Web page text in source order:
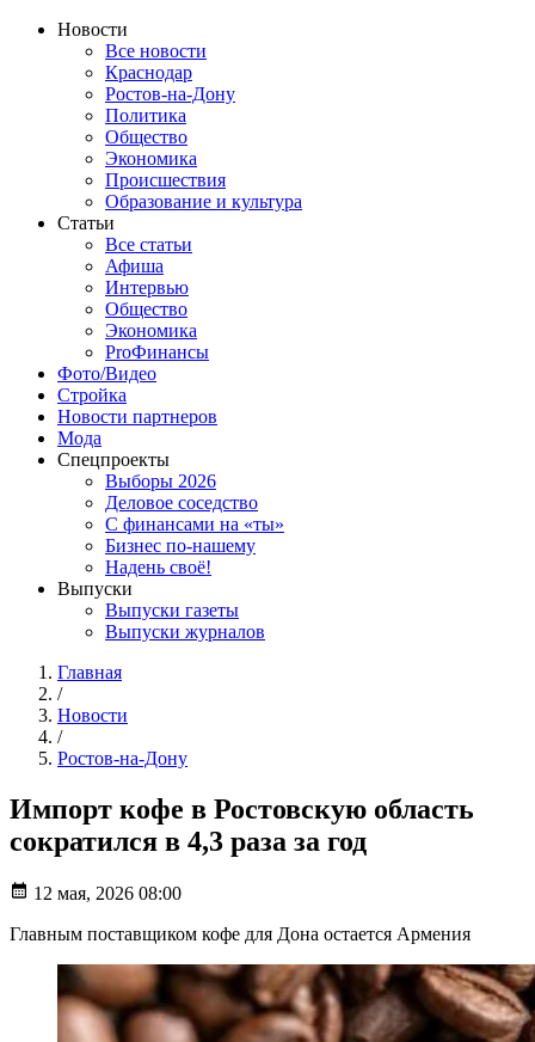
Новости
Все новости
Краснодар
Ростов-на-Дону
Политика
Общество
Экономика
Происшествия
Образование и культура
Статьи
Все статьи
Афиша
Интервью
Общество
Экономика
ProФинансы
Фото/Видео
Стройка
Новости партнеров
Мода
Спецпроекты
Выборы 2026
Деловое соседство
С финансами на «ты»
Бизнес по-нашему
Надень своё!
Выпуски
Выпуски газеты
Выпуски журналов
Главная
/
Новости
/
Ростов-на-Дону
Импорт кофе в Ростовскую область
сократился в 4,3 раза за год
12 мая, 2026 08:00
Главным поставщиком кофе для Дона остается Армения